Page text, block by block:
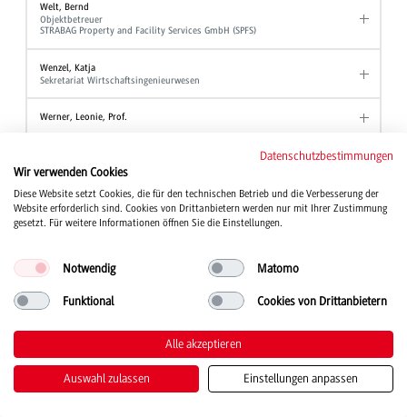
Welt, Bernd
Objektbetreuer
STRABAG Property and Facility Services GmbH (SPFS)
Wenzel, Katja
Sekretariat Wirtschaftsingenieurwesen
Werner, Leonie, Prof.
Akademische Mitarbeiterin Angewandte Hebammenwissenschaft
Wind, Tanja, Prof. Dr.
Studiengang Kinder- und Jugendhilfe
Professor Studiengang BWL - Industrie
Professor Studiengang BWL - Industrial Business Management
Stellvertretende Ansprechpartnerin der Beauftragten für Chancengleichheit
Witt, Alexander
Datenschutzbestimmungen
Wir verwenden Cookies
Diese Website setzt Cookies, die für den technischen Betrieb und die Verbesserung der
Website erforderlich sind. Cookies von Drittanbietern werden nur mit Ihrer Zustimmung
gesetzt. Für weitere Informationen öffnen Sie die Einstellungen.
Notwendig Matomo
Funktional Cookies von Drittanbietern
Alle akzeptieren
Auswahl zulassen Einstellungen anpassen